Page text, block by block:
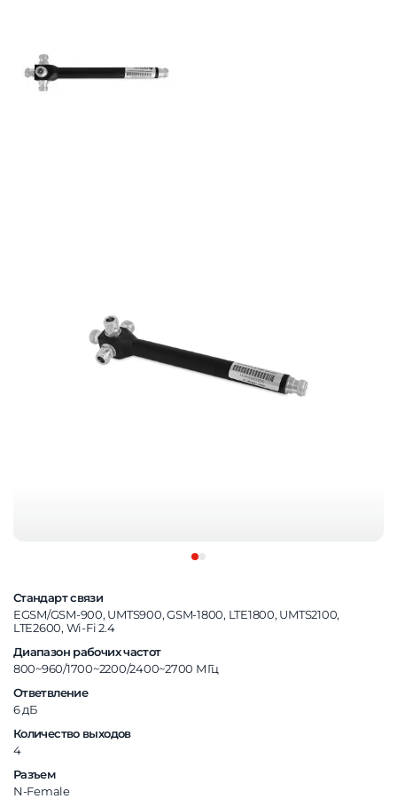
Стандарт связи
EGSM/GSM-900, UMTS900, GSM-1800, LTE1800, UMTS2100,
LTE2600, Wi-Fi 2.4
Диапазон рабочих частот
800~960/1700~2200/2400~2700 МГц
Ответвление
6 дБ
Количество выходов
4
Разъем
N-Female